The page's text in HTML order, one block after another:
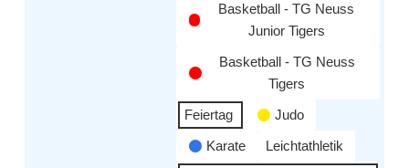
Basketball - TG Neuss
Junior Tigers
Basketball - TG Neuss
Tigers
Feiertag
Judo
Karate
Leichtathletik